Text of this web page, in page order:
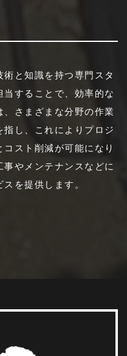
と知識を持つ専門スタ
することで、効率的な
さまざまな分野の作業
し、これによりプロジ
スト削減が可能になり
やメンテナンスなどに
を提供します。